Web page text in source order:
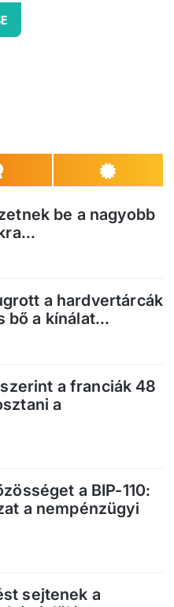
be a nagyobb
a hardvertárcák
bő a kínálat...
a franciák 48
a
a BIP-110:
a nempénzügyi
sejtenek a